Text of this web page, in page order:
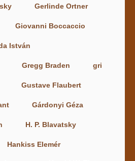
Gerlinde Ortner
Giovanni Boccaccio
István
Gregg Braden gri
Gustave Flaubert
Gárdonyi Géza
H. P. Blavatsky
Hankiss Elemér